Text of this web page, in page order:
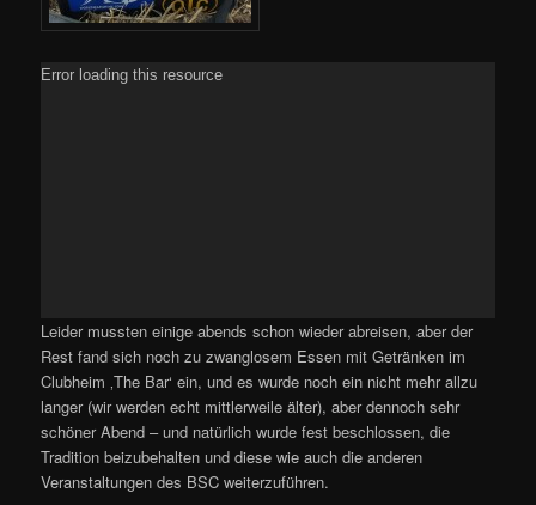
Error loading this resource
Leider mussten einige abends schon wieder abreisen, aber der
Rest fand sich noch zu zwanglosem Essen mit Getränken im
Clubheim ‚The Bar‘ ein, und es wurde noch ein nicht mehr allzu
langer (wir werden echt mittlerweile älter), aber dennoch sehr
schöner Abend – und natürlich wurde fest beschlossen, die
Tradition beizubehalten und diese wie auch die anderen
Veranstaltungen des BSC weiterzuführen.